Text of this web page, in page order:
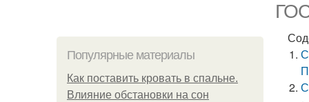
Популярные материалы
Как поставить кровать в спальне.
Влияние обстановки на сон